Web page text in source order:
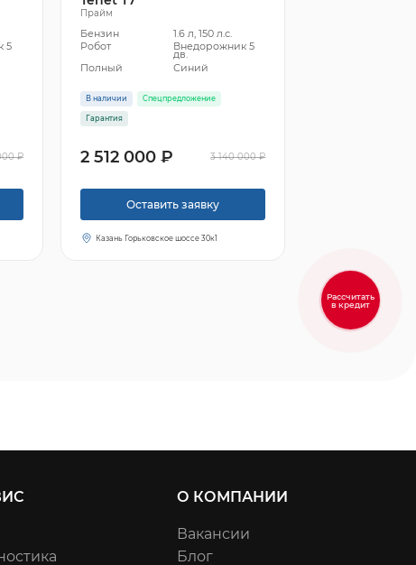
5
₽
Прайм
Бензин
1.6 л, 150 л.с.
Робот
Внедорожник 5
дв.
Полный
Синий
В наличии Спецпредложение
Гарантия
2 512 000 ₽ 3 140 000 ₽
Оставить заявку
Казань Горьковское шоссе 30к1
О КОМПАНИИ
Вакансии
Блог
Рассчитать
в кредит